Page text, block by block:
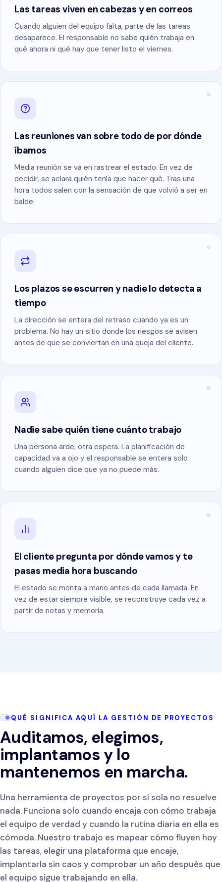
Agentes de IA y automatización
SOPORTE Y MANTENIMIENTO
Evolución de la solución
Hoteles y restaurantes
Las tareas viven en cabezas y en correos
Cuando alguien del equipo falta, parte de las tareas
desaparece. El responsable no sabe quién trabaja en
qué ahora ni qué hay que tener listo el viernes.
Las reuniones van sobre todo de por dónde
íbamos
Media reunión se va en rastrear el estado. En vez de
decidir, se aclara quién tenía que hacer qué. Tras una
hora todos salen con la sensación de que volvió a ser en
balde.
Los plazos se escurren y nadie lo detecta a
tiempo
La dirección se entera del retraso cuando ya es un
problema. No hay un sitio donde los riesgos se avisen
antes de que se conviertan en una queja del cliente.
Nadie sabe quién tiene cuánto trabajo
Una persona arde, otra espera. La planificación de
capacidad va a ojo y el responsable se entera solo
cuando alguien dice que ya no puede más.
El cliente pregunta por dónde vamos y te
pasas media hora buscando
El estado se monta a mano antes de cada llamada. En
vez de estar siempre visible, se reconstruye cada vez a
partir de notas y memoria.
QUÉ SIGNIFICA AQUÍ LA GESTIÓN DE PROYECTOS
Auditamos, elegimos,
implantamos y lo
mantenemos en marcha.
Una herramienta de proyectos por sí sola no resuelve
nada. Funciona solo cuando encaja con cómo trabaja
el equipo de verdad y cuando la rutina diaria en ella es
cómoda. Nuestro trabajo es mapear cómo fluyen hoy
las tareas, elegir una plataforma que encaje,
implantarla sin caos y comprobar un año después que
el equipo sigue trabajando en ella.